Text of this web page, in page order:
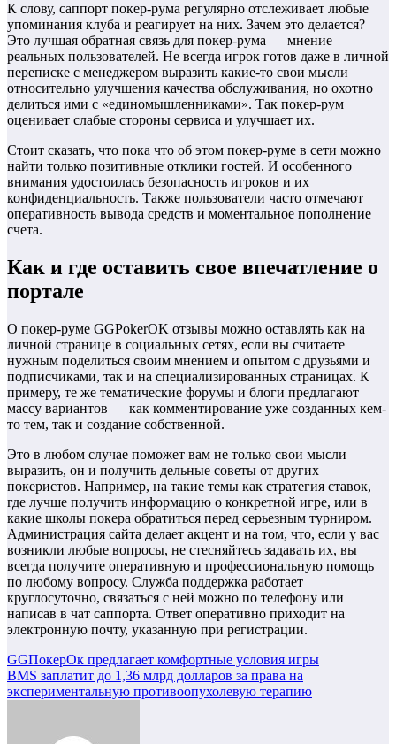
К слову, саппорт покер-рума регулярно отслеживает любые
упоминания клуба и реагирует на них. Зачем это делается?
Это лучшая обратная связь для покер-рума — мнение
реальных пользователей. Не всегда игрок готов даже в личной
переписке с менеджером выразить какие-то свои мысли
относительно улучшения качества обслуживания, но охотно
делиться ими с «единомышленниками». Так покер-рум
оценивает слабые стороны сервиса и улучшает их.
Стоит сказать, что пока что об этом покер-руме в сети можно
найти только позитивные отклики гостей. И особенного
внимания удостоилась безопасность игроков и их
конфиденциальность. Также пользователи часто отмечают
оперативность вывода средств и моментальное пополнение
счета.
Как и где оставить свое впечатление о
портале
О покер-руме GGPokerOK отзывы можно оставлять как на
личной странице в социальных сетях, если вы считаете
нужным поделиться своим мнением и опытом с друзьями и
подписчиками, так и на специализированных страницах. К
примеру, те же тематические форумы и блоги предлагают
массу вариантов — как комментирование уже созданных кем-
то тем, так и создание собственной.
Это в любом случае поможет вам не только свои мысли
выразить, он и получить дельные советы от других
покеристов. Например, на такие темы как стратегия ставок,
где лучше получить информацию о конкретной игре, или в
какие школы покера обратиться перед серьезным турниром.
Администрация сайта делает акцент и на том, что, если у вас
возникли любые вопросы, не стесняйтесь задавать их, вы
всегда получите оперативную и профессиональную помощь
по любому вопросу. Служба поддержка работает
круглосуточно, связаться с ней можно по телефону или
написав в чат саппорта. Ответ оперативно приходит на
электронную почту, указанную при регистрации.
Навигация
по
GGПокерОк предлагает комфортные условия игры
BMS заплатит до 1,36 млрд долларов за права на
экспериментальную противоопухолевую терапию